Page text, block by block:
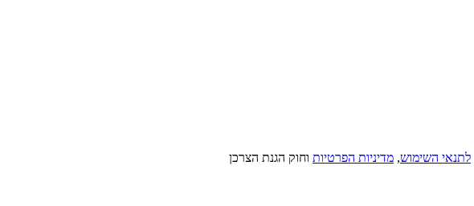
לתנאי השימוש, מדיניות הפרטיות וחוק הגנת הצרכן